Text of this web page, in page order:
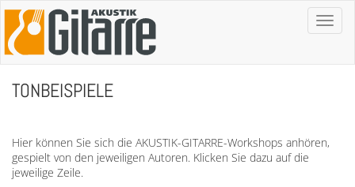
Toggle
TONBEISPIELE
Hier können Sie sich die AKUSTIK-GITARRE-Workshops anhören,
gespielt von den jeweiligen Autoren. Klicken Sie dazu auf die
jeweilige Zeile.